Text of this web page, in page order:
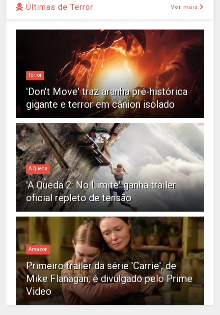
Últimas de Terror Ver mais
Terror
'Don't Move' traz aranha pré-histórica
gigante e terror em cânion isolado
A Queda
'A Queda 2: No Limite' ganha trailer
oficial repleto de tensão
Amazon
Primeiro trailer da série 'Carrie', de
Mike Flanagan, é divulgado pelo Prime
Video